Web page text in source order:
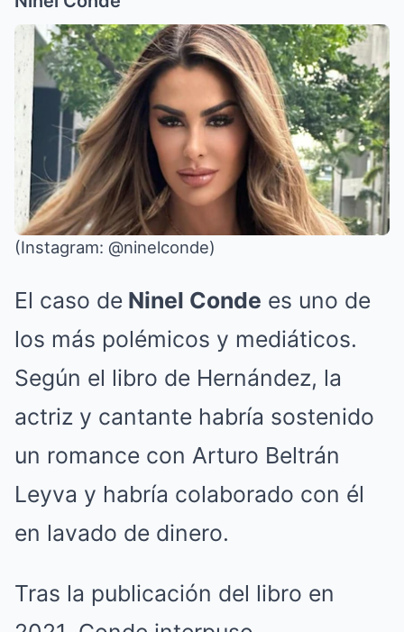
(Instagram: @ninelconde)
El caso de Ninel Conde es uno de
los más polémicos y mediáticos.
Según el libro de Hernández, la
actriz y cantante habría sostenido
un romance con Arturo Beltrán
Leyva y habría colaborado con él
en lavado de dinero.
Tras la publicación del libro en